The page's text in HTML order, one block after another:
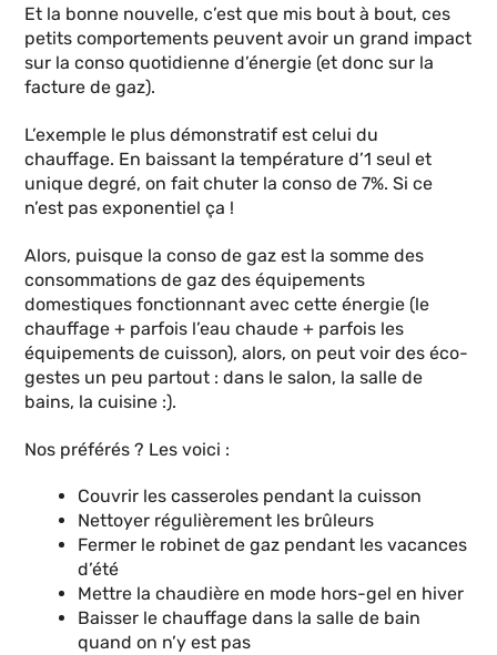
Et la bonne nouvelle, c’est que mis bout à bout, ces
petits comportements peuvent avoir un grand impact
sur la conso quotidienne d’énergie (et donc sur la
facture de gaz).
L’exemple le plus démonstratif est celui du
chauffage. En baissant la température d’1 seul et
unique degré, on fait chuter la conso de 7%. Si ce
n’est pas exponentiel ça !
Alors, puisque la conso de gaz est la somme des
consommations de gaz des équipements
domestiques fonctionnant avec cette énergie (le
chauffage + parfois l’eau chaude + parfois les
équipements de cuisson), alors, on peut voir des éco-
gestes un peu partout : dans le salon, la salle de
bains, la cuisine :).
Nos préférés ? Les voici :
Couvrir les casseroles pendant la cuisson
Nettoyer régulièrement les brûleurs
Fermer le robinet de gaz pendant les vacances
d’été
Mettre la chaudière en mode hors-gel en hiver
Baisser le chauffage dans la salle de bain
quand on n’y est pas